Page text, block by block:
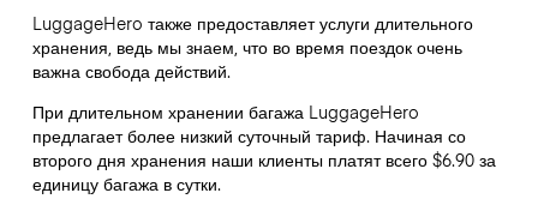
LuggageHero также предоставляет услуги длительного
хранения, ведь мы знаем, что во время поездок очень
важна свобода действий.
При длительном хранении багажа LuggageHero
предлагает более низкий суточный тариф. Начиная со
второго дня хранения наши клиенты платят всего $6.90 за
единицу багажа в сутки.